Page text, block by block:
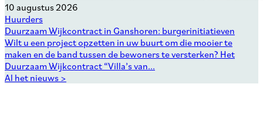
10 augustus 2026
Huurders
Duurzaam Wijkcontract in Ganshoren: burgerinitiatieven
Wilt u een project opzetten in uw buurt om die mooier te
maken en de band tussen de bewoners te versterken? Het
Duurzaam Wijkcontract “Villa’s van...
Al het nieuws >